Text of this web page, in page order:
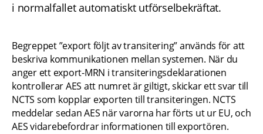
i normalfallet automatiskt utförselbekräftat.
Begreppet ”export följt av transitering” används för att
beskriva kommunikationen mellan systemen. När du
anger ett export-MRN i transiteringsdeklarationen
kontrollerar AES att numret är giltigt, skickar ett svar till
NCTS som kopplar exporten till transiteringen. NCTS
meddelar sedan AES när varorna har förts ut ur EU, och
AES vidarebefordrar informationen till exportören.